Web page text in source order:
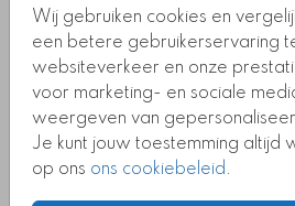
Wij gebruiken cookies en
een betere gebruikerservaring
websiteverkeer en onze
voor marketing- en sociale
weergeven van
Je kunt jouw toestemming altijd
op ons ons cookiebeleid.
GOUDFOLIE